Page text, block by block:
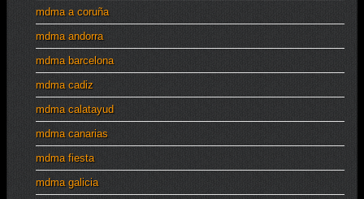
mdma a coruña
mdma andorra
mdma barcelona
mdma cadiz
mdma calatayud
mdma canarias
mdma fiesta
mdma galicia